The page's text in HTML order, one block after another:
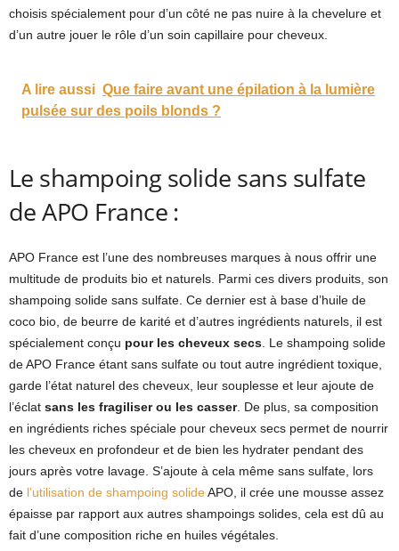
choisis spécialement pour d’un côté ne pas nuire à la chevelure et
d’un autre jouer le rôle d’un soin capillaire pour cheveux.
A lire aussi Que faire avant une épilation à la lumière
pulsée sur des poils blonds ?
Le shampoing solide sans sulfate
de APO France :
APO France est l’une des nombreuses marques à nous offrir une
multitude de produits bio et naturels. Parmi ces divers produits, son
shampoing solide sans sulfate. Ce dernier est à base d’huile de
coco bio, de beurre de karité et d’autres ingrédients naturels, il est
spécialement conçu pour les cheveux secs . Le shampoing solide
de APO France étant sans sulfate ou tout autre ingrédient toxique,
garde l’état naturel des cheveux, leur souplesse et leur ajoute de
l’éclat sans les fragiliser ou les casser. De plus, sa composition
en ingrédients riches spéciale pour cheveux secs permet de nourrir
les cheveux en profondeur et de bien les hydrater pendant des
jours après votre lavage. S’ajoute à cela même sans sulfate, lors
de l’utilisation de shampoing solideAPO, il crée une mousse assez
épaisse par rapport aux autres shampoings solides, cela est dû au
fait d’une composition riche en huiles végétales.